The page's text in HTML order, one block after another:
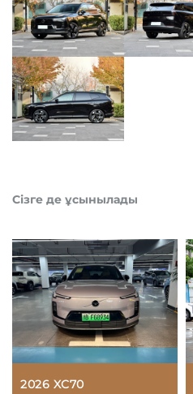
Сізге де ұсынылады
2026 XC70